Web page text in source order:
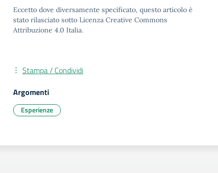
Eccetto dove diversamente specificato, questo articolo è
stato rilasciato sotto Licenza Creative Commons
Attribuzione 4.0 Italia.
Stampa / Condividi
Argomenti
Esperienze